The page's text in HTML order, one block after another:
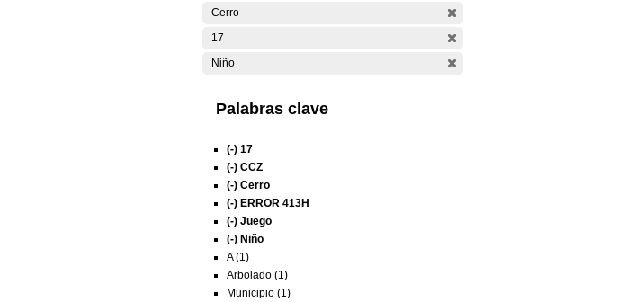
Cerro
17
Niño
Palabras clave
(-) 17
(-) CCZ
(-) Cerro
(-) ERROR 413H
(-) Juego
(-) Niño
A (1)
Arbolado (1)
Municipio (1)